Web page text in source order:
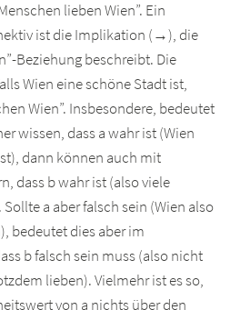
lieben Wien”. Ein
ist die Implikation (→), die
Beziehung beschreibt. Die
Wien eine schöne Stadt ist,
Wien”. Insbesondere, bedeutet
wissen, dass a wahr ist (Wien
dann können auch mit
dass b wahr ist (also viele
a aber falsch sein (Wien also
bedeutet dies aber im
b falsch sein muss (also nicht
lieben). Vielmehr ist es so,
von a nichts über den